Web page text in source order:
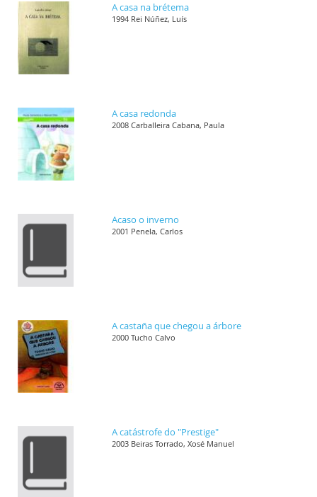
A casa na brétema
1994 Rei Núñez, Luís
A casa redonda
2008 Carballeira Cabana, Paula
Acaso o inverno
2001 Penela, Carlos
A castaña que chegou a árbore
2000 Tucho Calvo
A catástrofe do "Prestige"
2003 Beiras Torrado, Xosé Manuel